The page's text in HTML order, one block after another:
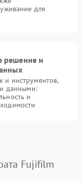
для
решение и
и инструментов,
данными:
и
Fujifilm